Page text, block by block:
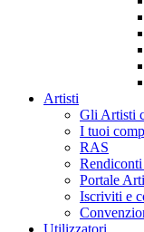
Artisti
Gli Artisti
I tuoi
RAS
Portale
Iscriviti e
Utilizzatori